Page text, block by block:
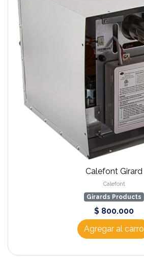
Calefont Girard
Calefont
Girards Products
$ 800.000
Agregar al carro